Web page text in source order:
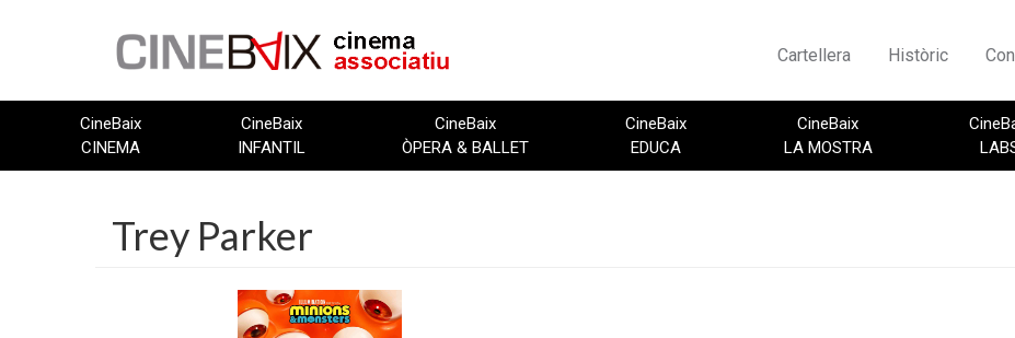
Cartellera Històric
CineBaix
CINEMA
CineBaix
INFANTIL
CineBaix
ÒPERA & BALLET
CineBaix
EDUCA
CineBaix
LA MOSTRA
Trey Parker